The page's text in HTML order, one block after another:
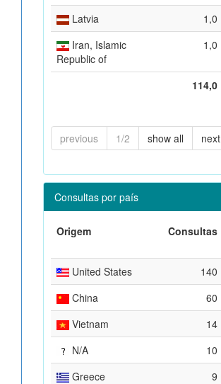
Latvia
1,0
Iran, Islamic
Republic of
1,0
114,0
previous 1/2 show all next
Consultas por país
Origem Consultas
United States
140
China
60
Vietnam
14
N/A
10
Greece
9